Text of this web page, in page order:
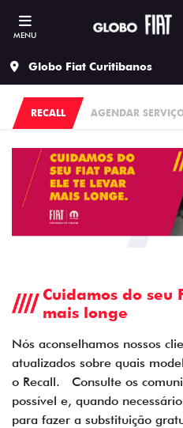
MENU
Globo Fiat Curitibanos
AGENDAR
RECALL
Cuidamos do
mais longe
Nós aconselhamos nossos
atualizados sobre quais
o Recall. Consulte os
possível e, quando
para fazer a substituição